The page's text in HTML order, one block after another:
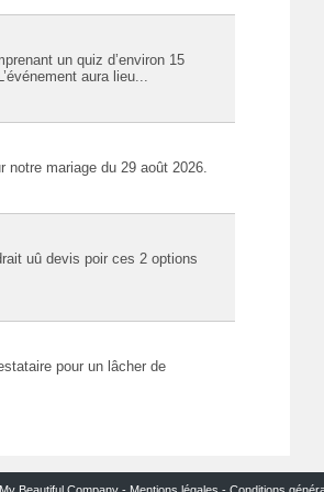
un quiz d’environ 15
aura lieu...
notre mariage du 29 août 2026.
uû devis poir ces 2 options
pour un lâcher de